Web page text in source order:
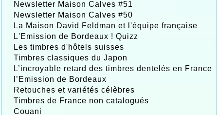
Newsletter Maison Calves #51
Newsletter Maison Calves #50
La Maison David Feldman et l'équipe française
L'Emission de Bordeaux ! Quizz
Les timbres d'hôtels suisses
Timbres classiques du Japon
L’incroyable retard des timbres dentelés en France
l’Emission de Bordeaux
Retouches et variétés célèbres
Timbres de France non catalogués
Couani